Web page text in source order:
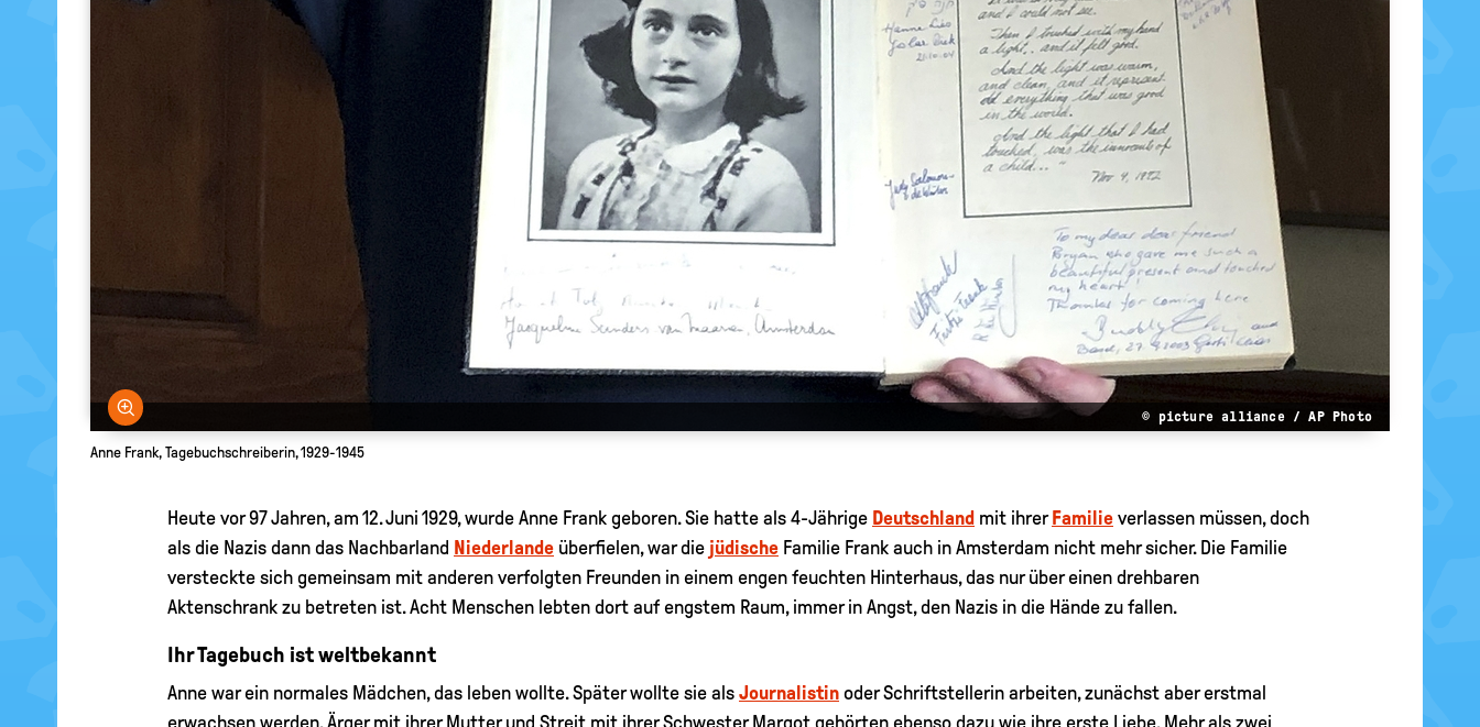
Bild vergrößern
© picture alliance / AP Photo
Anne Frank, Tagebuchschreiberin, 1929-1945
Heute vor 97 Jahren, am 12. Juni 1929, wurde Anne Frank geboren. Sie hatte als 4-Jährige Deutschland mit ihrerFamilie verlassen müssen, doch
als die Nazis dann das Nachbarland Niederlande überfielen, war die jüdische Familie Frank auch in Amsterdam nicht mehr sicher. Die Familie
versteckte sich gemeinsam mit anderen verfolgten Freunden in einem engen feuchten Hinterhaus, das nur über einen drehbaren
Aktenschrank zu betreten ist. Acht Menschen lebten dort auf engstem Raum, immer in Angst, den Nazis in die Hände zu fallen.
Ihr Tagebuch ist weltbekannt
Anne war ein normales Mädchen, das leben wollte. Später wollte sie als Journalistin oder Schriftstellerin arbeiten, zunächst aber erstmal
erwachsen werden. Ärger mit ihrer Mutter und Streit mit ihrer Schwester Margot gehörten ebenso dazu wie ihre erste Liebe. Mehr als zwei